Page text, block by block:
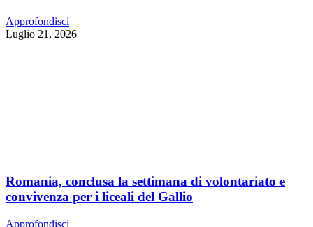
Approfondisci
Luglio 21, 2026
Romania, conclusa la settimana di volontariato e
convivenza per i liceali del Gallio
Approfondisci